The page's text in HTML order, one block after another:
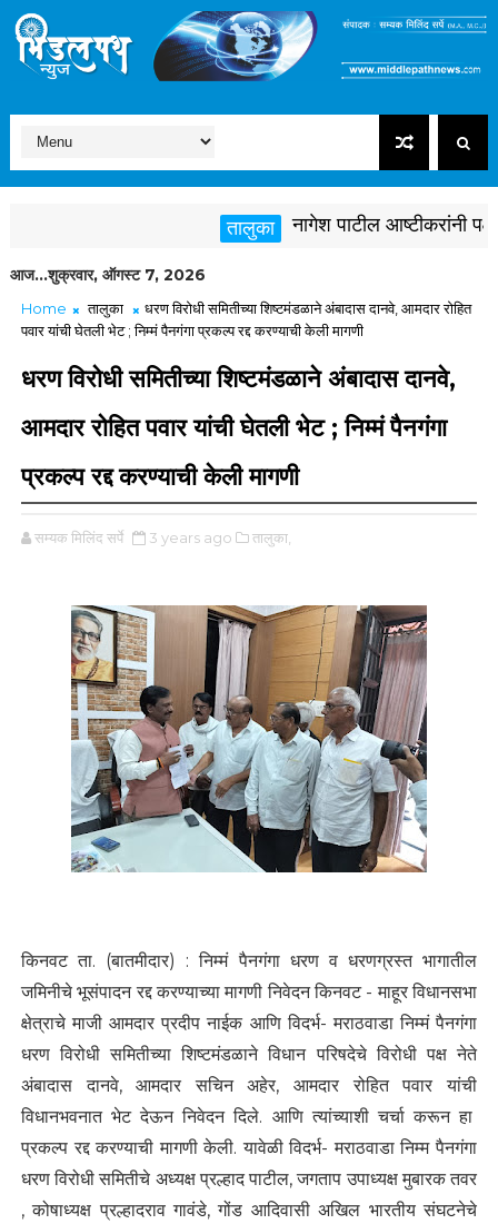
तालुका नागेश पाटील आष्टीकरांनी
आज...शुक्रवार, ऑगस्ट 7, 2026
Home तालुका
धरण विरोधी समितीच्या शिष्टमंडळाने अंबादास दानवे, आमदार रोहित
पवार यांची घेतली भेट ; निम्मं पैनगंगा प्रकल्प रद्द करण्याची केली मागणी
धरण विरोधी समितीच्या शिष्टमंडळाने अंबादास दानवे,
आमदार रोहित पवार यांची घेतली भेट ; निम्मं पैनगंगा
प्रकल्प रद्द करण्याची केली मागणी
सम्यक मिलिंद सर्पे 3 years ago तालुका,
किनवट ता. (बातमीदार) : निम्मं पैनगंगा धरण व धरणग्रस्त भागातील
जमिनीचे भूसंपादन रद्द करण्याच्या मागणी निवेदन किनवट - माहूर विधानसभा
क्षेत्राचे माजी आमदार प्रदीप नाईक आणि विदर्भ- मराठवाडा निम्मं पैनगंगा
धरण विरोधी समितीच्या शिष्टमंडळाने विधान परिषदेचे विरोधी पक्ष नेते
अंबादास दानवे, आमदार सचिन अहेर, आमदार रोहित पवार यांची
विधानभवनात भेट देऊन निवेदन दिले. आणि त्यांच्याशी चर्चा करून हा
प्रकल्प रद्द करण्याची मागणी केली. यावेळी विदर्भ- मराठवाडा निम्म पैनगंगा
धरण विरोधी समितीचे अध्यक्ष प्रल्हाद पाटील, जगताप उपाध्यक्ष मुबारक तवर
, कोषाध्यक्ष प्रल्हादराव गावंडे, गोंड आदिवासी अखिल भारतीय संघटनेचे